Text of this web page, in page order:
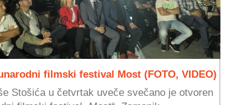
filmski festival Most (FOTO, VIDEO)
Stošića u četvrtak uveče svečano je otvoren